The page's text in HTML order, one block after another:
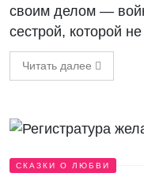
своим делом —
сестрой, которой
Читать далее
СКАЗКИ О ЛЮБВИ